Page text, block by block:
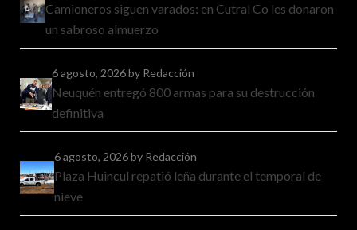
Camioneros siguen varados: en Cutral Co les donaron
un sabroso almuerzo
6 agosto, 2026by Redacción
Neuquén entregó 800 armas para su destrucción
definitiva
6 agosto, 2026by Redacción
Plaza Huincul repatió leña durante el temporal de
nieve